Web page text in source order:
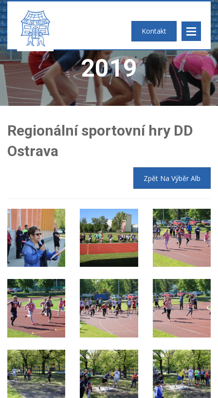
2022
2021
2020
2019
2018
2017
2016
2014
2013
Kontakt
FOTOGALERIE
2019
Regionální sportovní hry DD
Ostrava
Zpět Na Výběr Alb